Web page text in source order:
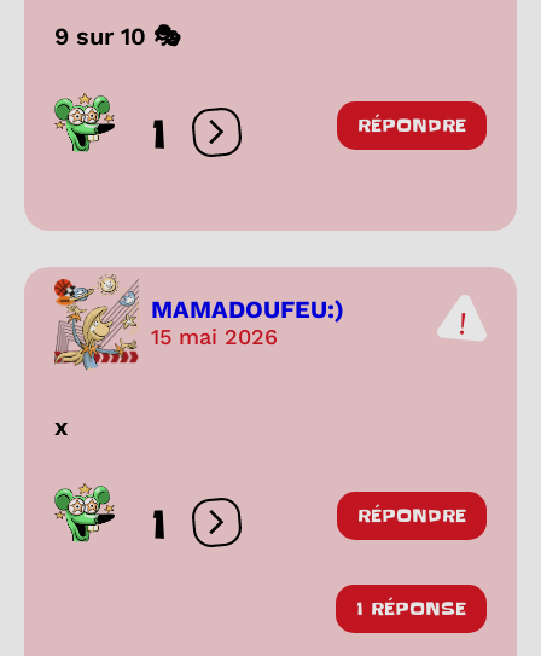
9 sur 10 🎭
1 Ouvrir les réactions
RÉPONDRE
MAMADOUFEU:)
15 mai 2026
x
1 Ouvrir les réactions
RÉPONDRE
1 RÉPONSE